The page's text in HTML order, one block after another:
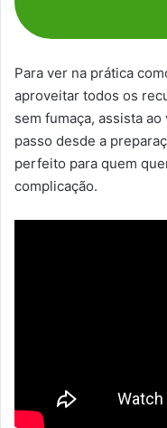
Para ver na prática
aproveitar todos os
sem fumaça, assista
passo desde a
perfeito para quem
complicação.